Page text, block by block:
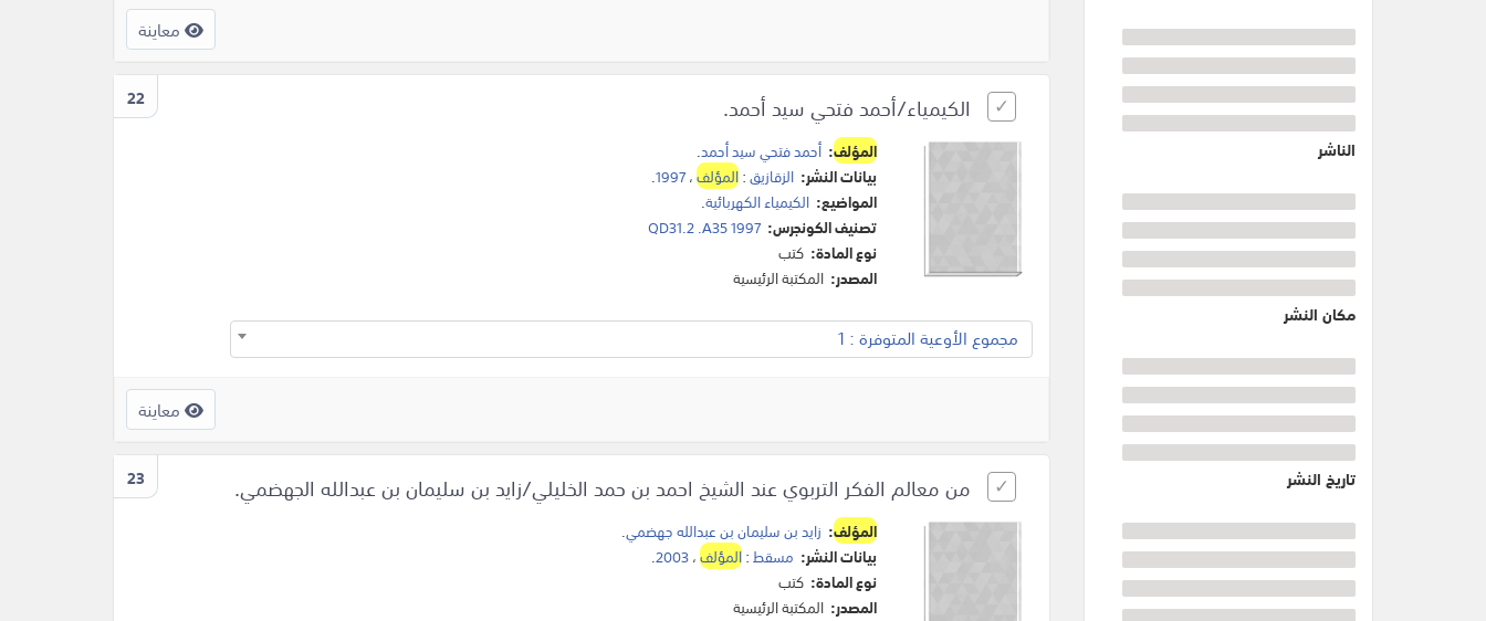
الناشر
مكان النشر
تاريخ النشر
معاينة
22 الكيمياء/أحمد فتحي سيد أحمد.
المؤلف: أحمد فتحي سيد أحمد.
بيانات النشر: الزقازيق:المؤلف،1997
.
المواضيع: الكيمياء الكهربائية.
تصنيف الكونجرس: QD31.2 .A35 1997
نوع المادة: كتب
المصدر: المكتبة الرئيسية
مجموع الأوعية المتوفرة : 1
معاينة
23 من معالم الفكر التربوي عند الشيخ احمد بن حمد الخليلي/زايد بن سليمان بن عبدالله الجهضمي.
المؤلف: زايد بن سليمان بن عبدالله جهضمي.
بيانات النشر: مسقط:المؤلف،2003
.
نوع المادة: كتب
المصدر: المكتبة الرئيسية